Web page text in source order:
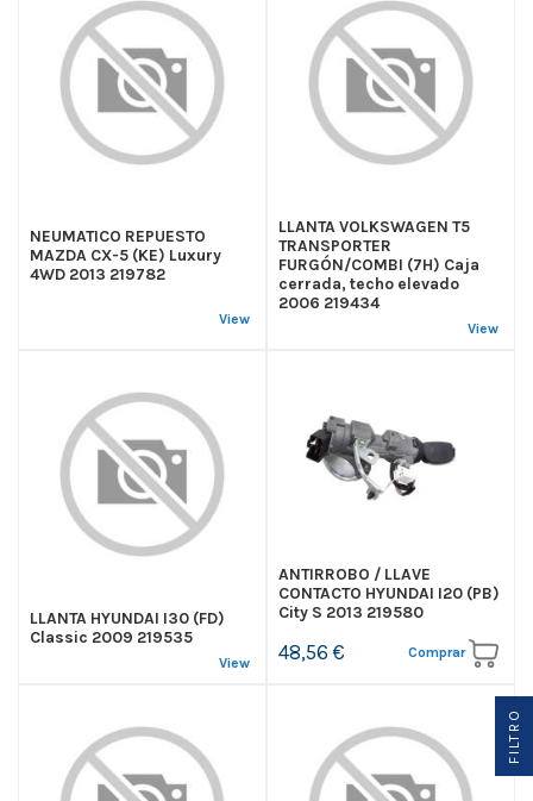
NEUMATICO REPUESTO
MAZDA CX-5 (KE) Luxury
4WD 2013 219782
View
LLANTA VOLKSWAGEN T5
TRANSPORTER
FURGÓN/COMBI (7H) Caja
cerrada, techo elevado
2006 219434
View
LLANTA HYUNDAI I30 (FD)
Classic 2009 219535
View
ANTIRROBO / LLAVE
CONTACTO HYUNDAI I20 (PB)
City S 2013 219580
48,56 € Comprar
FILTRO